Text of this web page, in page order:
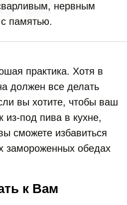
нервным
памятью.
практика. Хотя в
должен все делать
вы хотите, чтобы ваш
под пива в кухне,
сможете избавиться
замороженных обедах
к Вам